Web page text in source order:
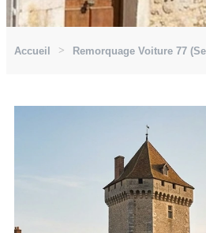
Accueil Remorquage Voiture 77